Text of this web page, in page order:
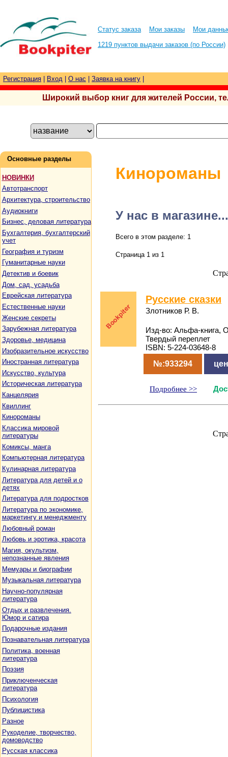
Статус заказа Мои заказы
Мои
1219 пунктов выдачи заказов (по России)
Регистрация Вход О нас Заявка на книгу
Широкий выбор книг для жителей России,
Основные разделы
НОВИНКИ
Автотранспорт
Архитектура, строительство
Аудиокниги
Бизнес, деловая литература
Бухгалтерия, бухгалтерский
учет
География и туризм
Гуманитарные науки
Детектив и боевик
Дом, сад, усадьба
Еврейская литература
Естественные науки
Женские секреты
Зарубежная литература
Здоровье, медицина
Изобразительное искусство
Иностранная литература
Искусство, культура
Историческая литература
Канцелярия
Квиллинг
Кинороманы
Классика мировой
литературы
Комиксы, манга
Компьютерная литература
Кулинарная литература
Литература для детей и о
детях
Литература для подростков
Литература по экономике,
маркетингу и менеджменту
Любовный роман
Любовь и эротика, красота
Магия, окультизм,
непознанные явления
Мемуары и биографии
Музыкальная литература
Научно-популярная
литература
Отдых и развлечения.
Юмор и сатира
Подарочные издания
Познавательная литература
Политика, военная
литература
Поэзия
Приключенческая
литература
Психология
Публицистика
Разное
Рукоделие, творчество,
домоводство
Русская классика
Кинороманы
У нас в магазине...
Всего в этом разделе: 1
Страница 1 из 1
Русские сказки
Злотников Р. В.
Изд-во: Альфа-книга,
Твердый переплет
ISBN: 5-224-03648-8
№:933294
Подробнее >>